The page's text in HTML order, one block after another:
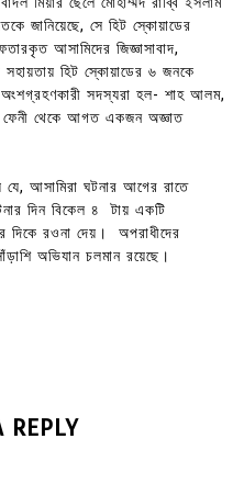
জানিয়েছে, সে হিট স্কোয়াডের
আসামিদের জিজ্ঞাসাবাদ,
সহায়তায় হিট স্কোয়াডের ৬ জনকে
সদস্যরা হল- শাহ আলম,
ফেনী থেকে আগত একজন অজ্ঞাত
যে, আসামিরা ঘটনার আগের রাতে
দিন বিকেল ৪ টায় একটি
দিকে রওনা দেয়। অপরাধীদের
অভিযান চলমান রয়েছে।
REPLY